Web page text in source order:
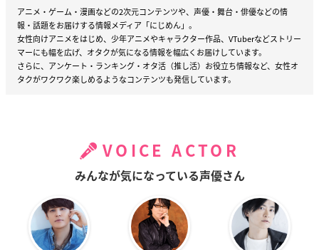
アニメ・ゲーム・漫画などの2次元コンテンツや、声優・舞台・俳優などの情
報・話題をお届けする情報メディア「にじめん」。
女性向けアニメをはじめ、少年アニメやキャラクター作品、VTuberなどストリー
マーにも幅を広げ、オタクが気になる情報を幅広くお届けしています。
さらに、アンケート・ランキング・オタ活（推し活）お役立ち情報など、女性オ
タクがワクワク楽しめるようなコンテンツも発信しています。
VOICE ACTOR
みんなが気になっている声優さん